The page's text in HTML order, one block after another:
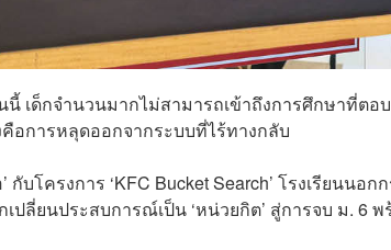
เด็กจำนวนมากไม่สามารถเข้าถึงการศึกษาที่ตอบ
อการหลุดออกจากระบบที่ไร้ทางกลับ
โครงการ ‘KFC Bucket Search’ โรงเรียนนอก
ปลี่ยนประสบการณ์เป็น ‘หน่วยกิต’ สู่การจบ ม. 6 พ